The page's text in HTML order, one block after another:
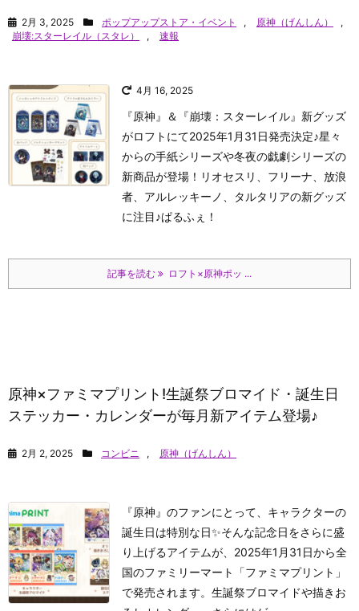
2月 3, 2025 ポップアップストア・イベント , 原神（げんしん）
,
崩壊:スターレイル（スタレ）
, 速報
4月 16, 2025
『原神』＆『崩壊：スターレイル』新グッズ
がロフトにて2025年1月31日発売決定♪星々
からの手紙シリーズや冬夜の戯劇シリーズの
新商品が登場！リオセスリ、フリーナ、放浪
者、アルレッキーノ、タルタリアの新グッズ
に注目♪ぱるふぇ！
記事を読む ロフト×原神ポッ ...
原神×ファミマプリント!生誕祭ブロマイド・誕生日
ステッカー・カレンダーが毎月新アイテム登場♪
2月 2, 2025 コンビニ , 原神（げんしん）
『原神』のファンにとって、キャラクターの
誕生日は特別な日✨そんな記念日をさらに盛
り上げるアイテムが、2025年1月31日から全
国のファミリーマート「ファミマプリント」
で発売されます。生誕祭ブロマイドや描きお